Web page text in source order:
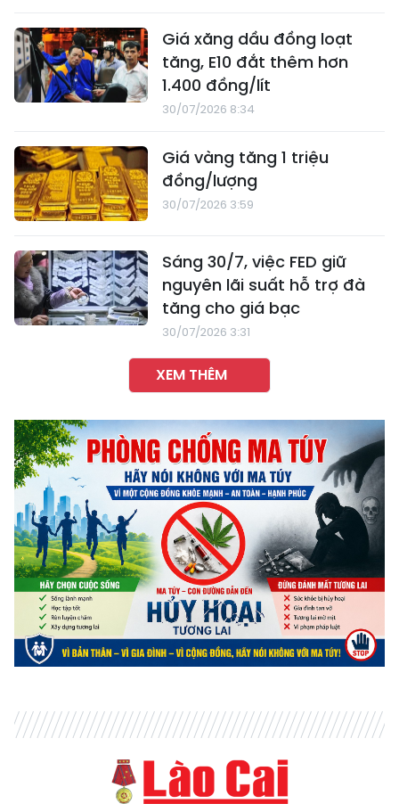
Giá xăng dầu đồng loạt
tăng, E10 đắt thêm hơn
1.400 đồng/lít
30/07/2026 8:34
Giá vàng tăng 1 triệu
đồng/lượng
30/07/2026 3:59
Sáng 30/7, việc FED giữ
nguyên lãi suất hỗ trợ đà
tăng cho giá bạc
30/07/2026 3:31
XEM THÊM